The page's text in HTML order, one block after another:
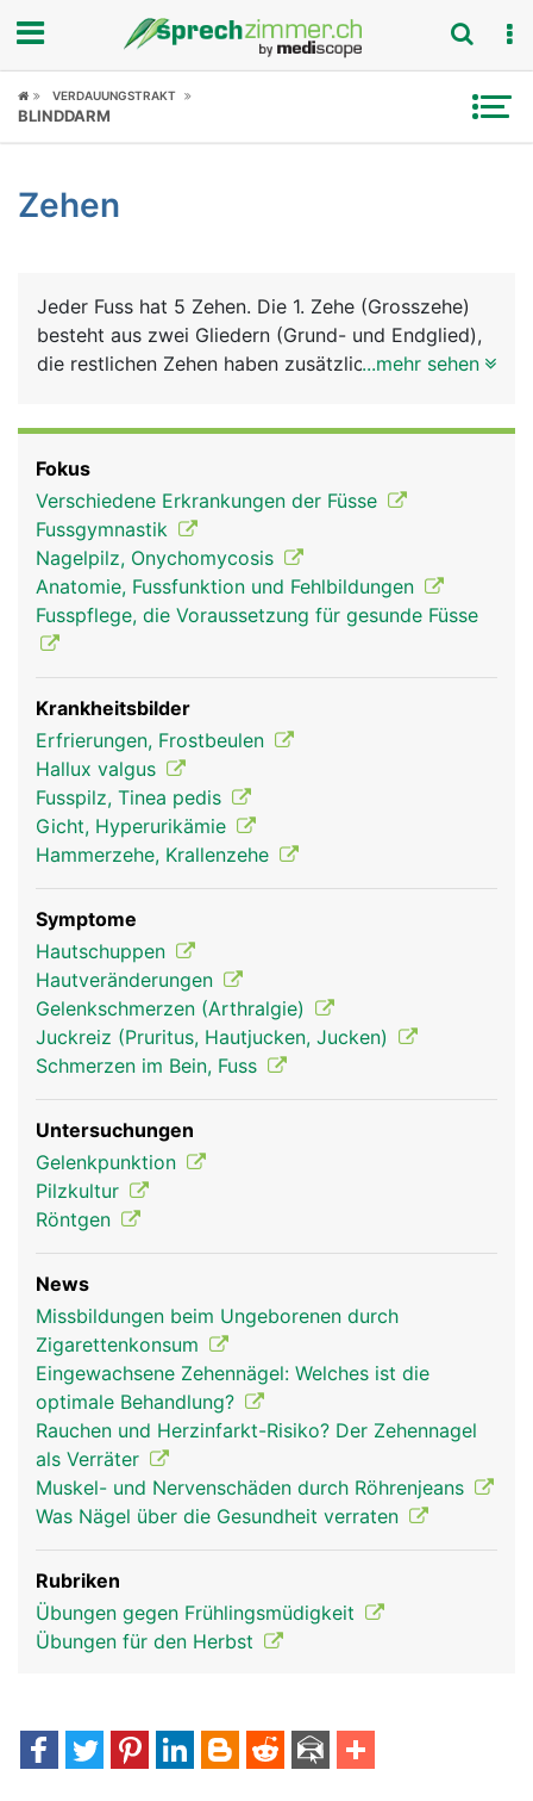
Fokus
Symptome
News
Rubriken
VERDAUUNGSTRAKT
BLINDDARM
Zehen
Jeder Fuss hat 5 Zehen. Die 1. Zehe (Grosszehe)
besteht aus zwei Gliedern (Grund- und Endglied),
die restlichen Zehen haben zusätzlich noch ein
Mittelfussknochen, der auch als "Strahl"
bezeichnet wird. Das Gelenk zwischen Grundglied
der Grosszehe und ersten Stahl wird als
Grosszehengrundgelenk bezeichnet.
Fusssohlenseitig laufen zwei Sehen, am
fussrückenseitig läuft eine Sehne, mit denen die
Zehen bewegt werden können. Die Muskeln dafür
liegen am Unterschenkel. Geschützt werden die
empfindlichen Zehenspitzen durch Zehennägel.
...mehr sehen
Fokus
Verschiedene Erkrankungen der Füsse
Fussgymnastik
Nagelpilz, Onychomycosis
Anatomie, Fussfunktion und Fehlbildungen
Fusspflege, die Voraussetzung für gesunde Füsse
Krankheitsbilder
Erfrierungen, Frostbeulen
Hallux valgus
Fusspilz, Tinea pedis
Gicht, Hyperurikämie
Hammerzehe, Krallenzehe
Symptome
Hautschuppen
Hautveränderungen
Gelenkschmerzen (Arthralgie)
Juckreiz (Pruritus, Hautjucken, Jucken)
Schmerzen im Bein, Fuss
Untersuchungen
Gelenkpunktion
Pilzkultur
Röntgen
News
Missbildungen beim Ungeborenen durch
Zigarettenkonsum
Eingewachsene Zehennägel: Welches ist die
optimale Behandlung?
Rauchen und Herzinfarkt-Risiko? Der Zehennagel
als Verräter
Muskel- und Nervenschäden durch Röhrenjeans
Was Nägel über die Gesundheit verraten
Rubriken
Übungen gegen Frühlingsmüdigkeit
Übungen für den Herbst